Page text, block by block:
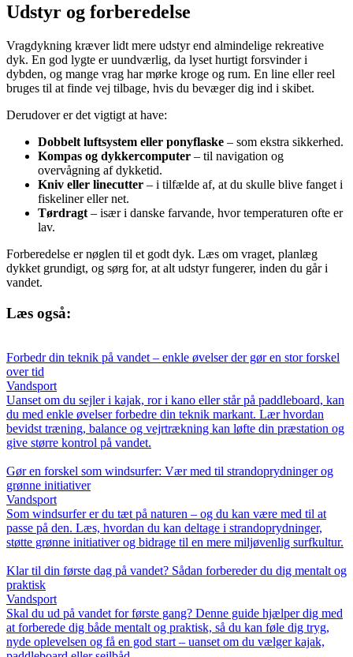
Udstyr og forberedelse
Vragdykning kræver lidt mere udstyr end almindelige rekreative
dyk. En god lygte er uundværlig, da lyset hurtigt forsvinder i
dybden, og mange vrag har mørke kroge og rum. En line eller reel
bruges til at finde vej tilbage, hvis du bevæger dig ind i skibet.
Derudover er det vigtigt at have:
Dobbelt luftsystem eller ponyflaske – som ekstra sikkerhed.
Kompas og dykkercomputer – til navigation og
overvågning af dykketid.
Kniv eller linecutter – i tilfælde af, at du skulle blive fanget i
fiskeliner eller net.
Tørdragt – især i danske farvande, hvor temperaturen ofte er
lav.
Forberedelse er nøglen til et godt dyk. Læs om vraget, planlæg
dykket grundigt, og sørg for, at alt udstyr fungerer, inden du går i
vandet.
Læs også:
Forbedr din teknik på vandet – enkle øvelser der gør en stor forskel
over tid
Vandsport
Uanset om du sejler i kajak, ror i kano eller står på paddleboard, kan
du med enkle øvelser forbedre din teknik markant. Lær hvordan
bevidst træning, balance og vejrtrækning kan løfte din præstation og
give større kontrol på vandet.
Gør en forskel som windsurfer: Vær med til strandoprydninger og
grønne initiativer
Vandsport
Som windsurfer er du tæt på naturen – og du kan være med til at
passe på den. Læs, hvordan du kan deltage i strandoprydninger,
støtte grønne initiativer og bidrage til en mere miljøvenlig surfkultur.
Klar til din første dag på vandet? Sådan forbereder du dig mentalt og
praktisk
Vandsport
Skal du ud på vandet for første gang? Denne guide hjælper dig med
at forberede dig både mentalt og praktisk, så du kan føle dig tryg,
nyde oplevelsen og få en god start – uanset om du vælger kajak,